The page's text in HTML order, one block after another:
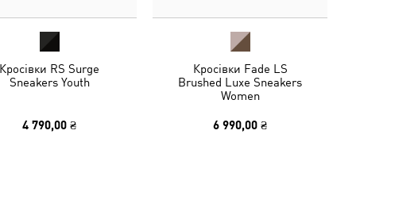
Кросівки RS Surge
Sneakers Youth
4 790,00 ₴
Кросівки Fade LS
Brushed Luxe Sneakers
Women
6 990,00 ₴